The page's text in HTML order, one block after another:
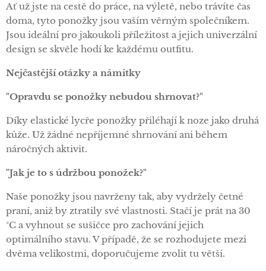
Ať už jste na cestě do práce, na výletě, nebo trávíte čas
doma, tyto ponožky jsou vaším věrným společníkem.
Jsou ideální pro jakoukoli příležitost a jejich univerzální
design se skvěle hodí ke každému outfitu.
Nejčastější otázky a námitky
"Opravdu se ponožky nebudou shrnovat?"
Díky elastické lycře ponožky přiléhají k noze jako druhá
kůže. Už žádné nepříjemné shrnování ani během
náročných aktivit.
"Jak je to s údržbou ponožek?"
Naše ponožky jsou navrženy tak, aby vydržely četné
praní, aniž by ztratily své vlastnosti. Stačí je prát na 30
°C a vyhnout se sušičce pro zachování jejich
optimálního stavu. V případě, že se rozhodujete mezi
dvěma velikostmi, doporučujeme zvolit tu větší.